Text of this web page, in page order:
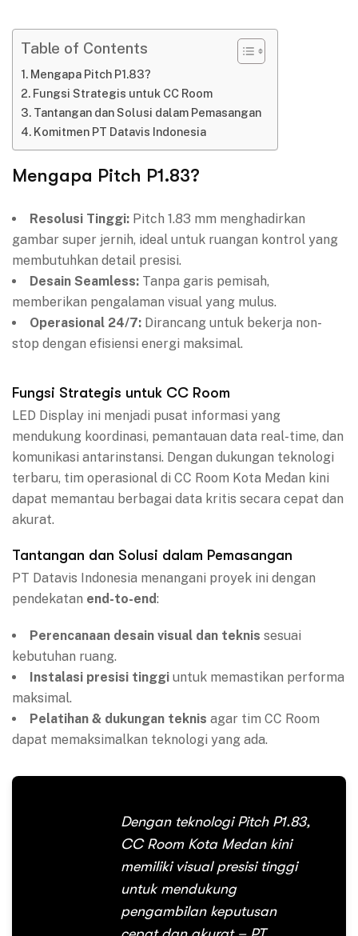
Table of Contents
Mengapa Pitch P1.83?
Fungsi Strategis untuk CC Room
Tantangan dan Solusi dalam Pemasangan
Komitmen PT Datavis Indonesia
Mengapa Pitch P1.83?
Resolusi Tinggi: Pitch 1.83 mm menghadirkan
gambar super jernih, ideal untuk ruangan kontrol yang
membutuhkan detail presisi.
Desain Seamless: Tanpa garis pemisah,
memberikan pengalaman visual yang mulus.
Operasional 24/7: Dirancang untuk bekerja non-
stop dengan efisiensi energi maksimal.
Fungsi Strategis untuk CC Room
LED Display ini menjadi pusat informasi yang
mendukung koordinasi, pemantauan data real-time, dan
komunikasi antarinstansi. Dengan dukungan teknologi
terbaru, tim operasional di CC Room Kota Medan kini
dapat memantau berbagai data kritis secara cepat dan
akurat.
Tantangan dan Solusi dalam Pemasangan
PT Datavis Indonesia menangani proyek ini dengan
pendekatan end-to-end:
Perencanaan desain visual dan teknis sesuai
kebutuhan ruang.
Instalasi presisi tinggi untuk memastikan performa
maksimal.
Pelatihan & dukungan teknis agar tim CC Room
dapat memaksimalkan teknologi yang ada.
Dengan teknologi Pitch P1.83,
CC Room Kota Medan kini
memiliki visual presisi tinggi
untuk mendukung
pengambilan keputusan